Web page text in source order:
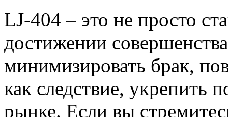
LJ-404 – это не просто
достижении
минимизировать брак,
как следствие, укрепить
рынке. Если вы